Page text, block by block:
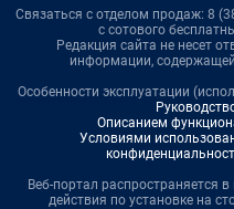
Связаться с отделом продаж: 8
с сотового
Редакция сайта не несет
информации,
Особенности эксплуатации
Описанием
Условиями
Веб-портал распространяется
действия по установке на